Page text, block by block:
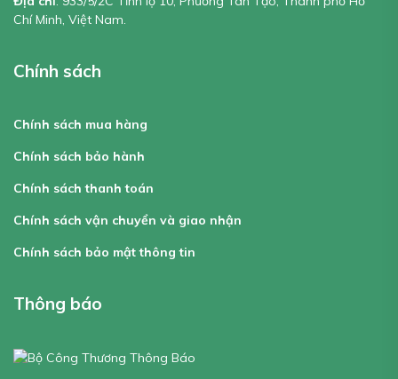
Chí Minh, Việt Nam.
Chính sách
Chính sách mua hàng
Chính sách bảo hành
Chính sách thanh toán
Chính sách vận chuyển và giao nhận
Chính sách bảo mật thông tin
Thông báo